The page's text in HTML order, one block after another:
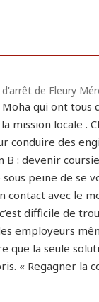
de Fleury
qui ont
locale .
conduire des
B : devenir
peine de se
avec le
difficile de
employeurs
la seule
« Regagner la